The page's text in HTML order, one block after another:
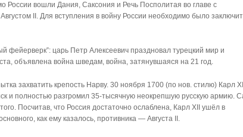
России вошли Дания, Саксония и Речь Посполитая во главе с
II. Для вступления в войну России необходимо было
фейерверк”: царь Петр Алексеевич праздновал турецкий мир и
объявлена война шведам, война, затянувшаяся на 21 год.
захватить крепость Нарву. 30 ноября 1700 (по нов. стилю) Карл
и полностью разгромил 35-тысячную неокрепшую русскую армию.
Посчитав, что Россия достаточно ослаблена, Карл XII ушёл в
как ему казалось, противника — Августа II.